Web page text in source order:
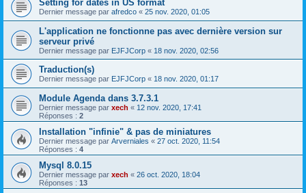
Setting for dates in US format
Dernier message par afredco « 25 nov. 2020, 01:05
L'application ne fonctionne pas avec dernière version sur
serveur privé
Dernier message par EJFJCorp « 18 nov. 2020, 02:56
Traduction(s)
Dernier message par EJFJCorp « 18 nov. 2020, 01:17
Module Agenda dans 3.7.3.1
Dernier message par xech « 12 nov. 2020, 17:41
Réponses : 2
Installation "infinie" & pas de miniatures
Dernier message par Arverniales « 27 oct. 2020, 11:54
Réponses : 4
Mysql 8.0.15
Dernier message par xech « 26 oct. 2020, 18:04
Réponses : 13